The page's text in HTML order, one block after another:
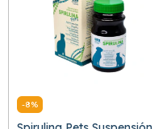
-8%